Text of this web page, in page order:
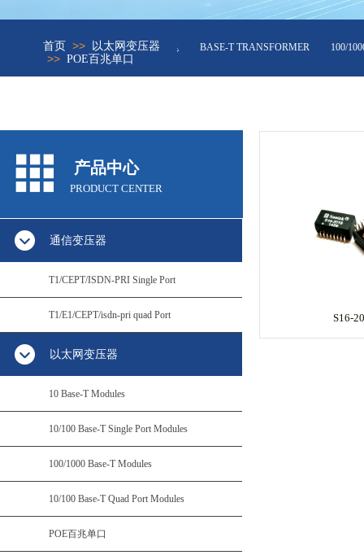
网络变压器10/100兆 BASE-T TRANSFORMER 100/
首页 >> 以太网变压器
>> POE百兆单口
S16-
产品中心
PRODUCT CENTER
通信变压器
T1/CEPT/ISDN-PRI Single Port
T1/E1/CEPT/isdn-pri quad Port
以太网变压器
10 Base-T Modules
10/100 Base-T Single Port Modules
100/1000 Base-T Modules
10/100 Base-T Quad Port Modules
POE百兆单口